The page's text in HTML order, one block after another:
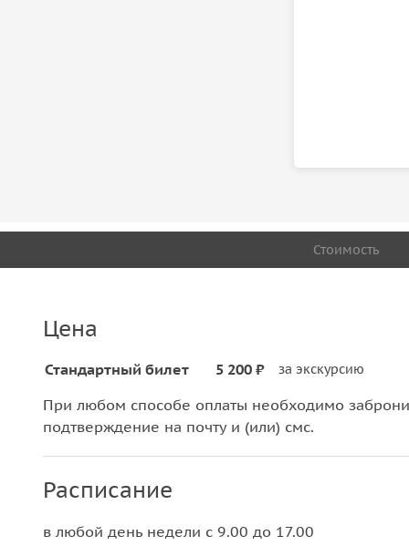
Стоимость
Цена
Стандартный билет 5 200 ₽ за экскурсию
При любом способе оплаты необходимо
подтверждение на почту и (или) смс.
Расписание
в любой день недели с 9.00 до 17.00